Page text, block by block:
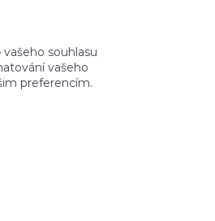
souhlasu
vašeho
preferencím.